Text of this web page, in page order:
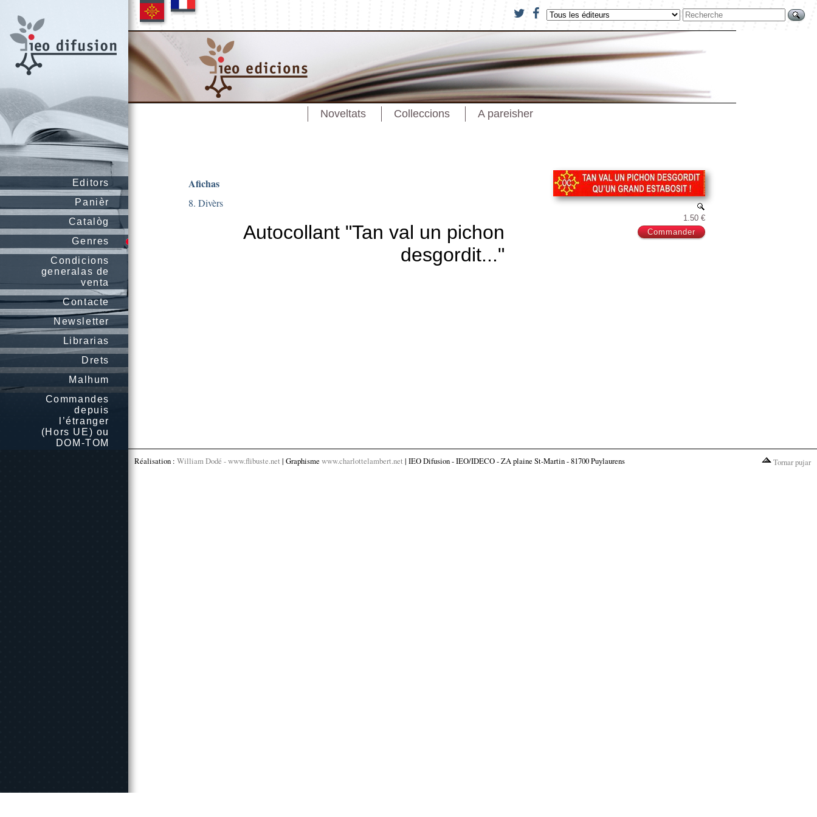
Editors
Panièr
Catalòg
Genres
Condicions
generalas de
venta
Contacte
Newsletter
Librarias
Drets
Malhum
Commandes
depuis
l’étranger
(Hors UE) ou
DOM-TOM
Noveltats Colleccions A pareisher
1.50 €
Afichas
8. Divèrs
Autocollant "Tan val un pichon
desgordit..."
Réalisation : William Dodé - www.flibuste.net | Graphisme www.charlottelambert.net | IEO Difusion - IEO/IDECO - ZA plaine St-Martin - 81700 Puylaurens Tornar pujar